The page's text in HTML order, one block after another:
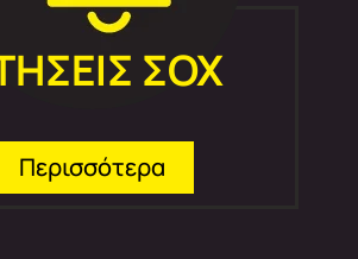
ΣΟΧ
Περισσότερα